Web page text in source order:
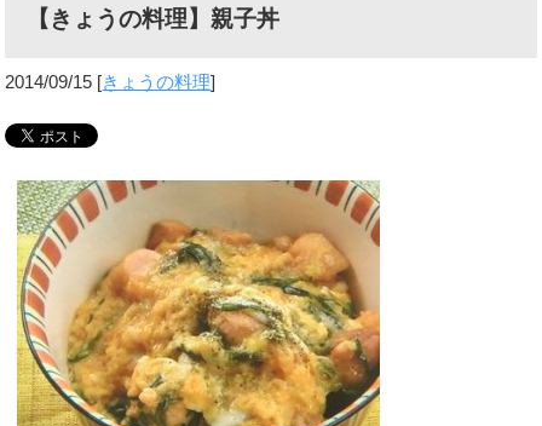
【きょうの料理】親子丼
2014/09/15 [きょうの料理]